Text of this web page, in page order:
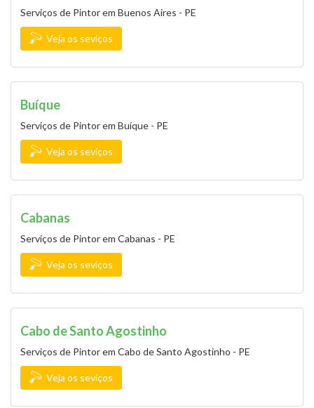
Serviços de Pintor em Buenos Aires - PE
Veja os seviços
Buíque
Serviços de Pintor em Buíque - PE
Veja os seviços
Cabanas
Serviços de Pintor em Cabanas - PE
Veja os seviços
Cabo de Santo Agostinho
Serviços de Pintor em Cabo de Santo Agostinho - PE
Veja os seviços